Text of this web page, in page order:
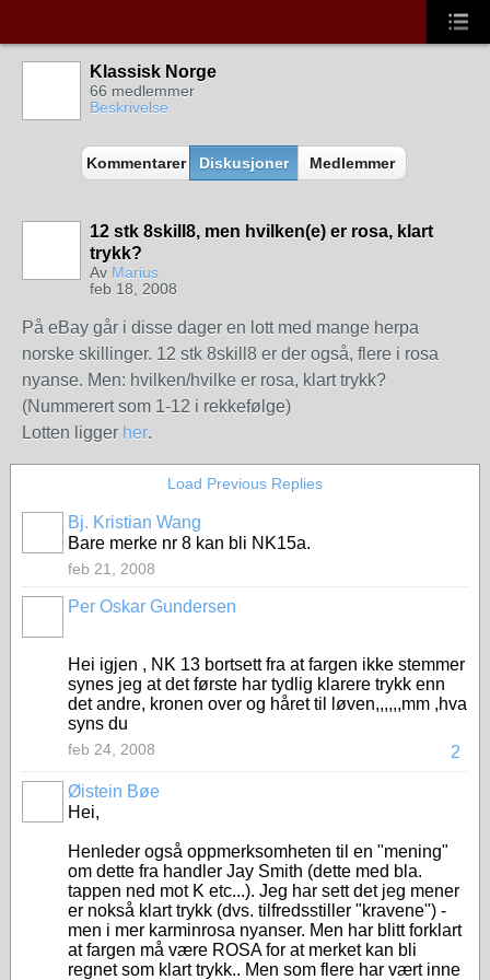
Klassisk Norge
66 medlemmer
Beskrivelse
Kommentarer Diskusjoner Medlemmer
12 stk 8skill8, men hvilken(e) er rosa, klart
trykk?
Av Marius
feb 18, 2008
På eBay går i disse dager en lott med mange herpa
norske skillinger. 12 stk 8skill8 er der også, flere i rosa
nyanse. Men: hvilken/hvilke er rosa, klart trykk?
(Nummerert som 1-12 i rekkefølge)
Lotten ligger her.
Load Previous Replies
Bj. Kristian Wang
Bare merke nr 8 kan bli NK15a.
feb 21, 2008
Per Oskar Gundersen
Hei igjen , NK 13 bortsett fra at fargen ikke stemmer
synes jeg at det første har tydlig klarere trykk enn
det andre, kronen over og håret til løven,,,,,,mm ,hva
syns du
2
feb 24, 2008
Øistein Bøe
Hei,
Henleder også oppmerksomheten til en "mening"
om dette fra handler Jay Smith (dette med bla.
tappen ned mot K etc...). Jeg har sett det jeg mener
er nokså klart trykk (dvs. tilfredsstiller "kravene") -
men i mer karminrosa nyanser. Men har blitt forklart
at fargen må være ROSA for at merket kan bli
regnet som klart trykk.. Men som flere har vært inne